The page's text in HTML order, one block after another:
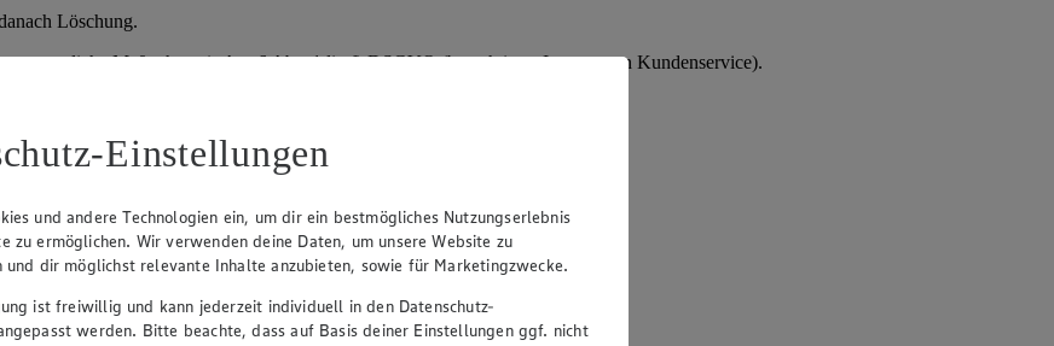
Löschung.
Maßnahmen); Art. 6 Abs. 1 lit. f) DSGVO (berechtigtes Interesse an Kundenservice).
Qualifikationen.
und Entscheidung über Einstellung.
danach Löschung; bei Einstellung Übernahme in die Personalakte.
Einstellungen
und andere Technologien ein, um dir ein bestmögliches Nutzungserlebnis
zu ermöglichen. Wir verwenden deine Daten, um unsere Website zu
und dir möglichst relevante Inhalte anzubieten, sowie für Marketingzwecke.
ist freiwillig und kann jederzeit individuell in den Datenschutz-
werden. Bitte beachte, dass auf Basis deiner Einstellungen ggf. nicht